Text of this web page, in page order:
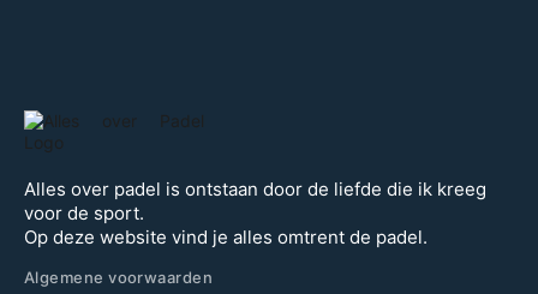
Alles over padel is ontstaan door de liefde die ik kreeg
voor de sport.
Op deze website vind je alles omtrent de padel.
Algemene voorwaarden